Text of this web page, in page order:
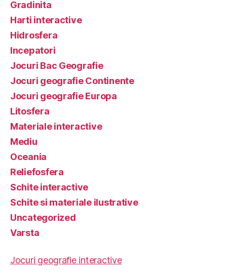
Gradinita
Harti interactive
Hidrosfera
Incepatori
Jocuri Bac Geografie
Jocuri geografie Continente
Jocuri geografie Europa
Litosfera
Materiale interactive
Mediu
Oceania
Reliefosfera
Schite interactive
Schite si materiale ilustrative
Uncategorized
Varsta
Jocuri geografie interactive